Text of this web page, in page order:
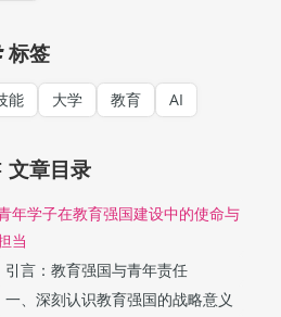
标签
能 大学 教育 AI
文章目录
年学子在教育强国建设中的使命与
当
引言：教育强国与青年责任
一、深刻认识教育强国的战略意义